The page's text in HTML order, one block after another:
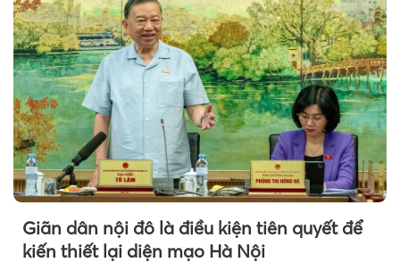
Giãn dân nội đô là điều kiện tiên quyết để
kiến thiết lại diện mạo Hà Nội